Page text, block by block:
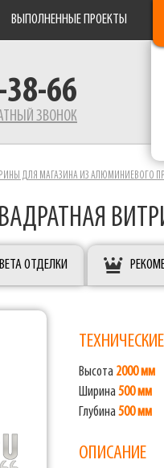
ВЫПОЛНЕННЫЕ ПРОЕКТЫ
38-66
ЗВОНОК
ДЛЯ МАГАЗИНА ИЗ АЛЮМИНИЕВОГО
ОТДЕЛКИ
Высота 2000 мм
Ширина500 мм
Глубина500 мм
ОПИСАНИЕ